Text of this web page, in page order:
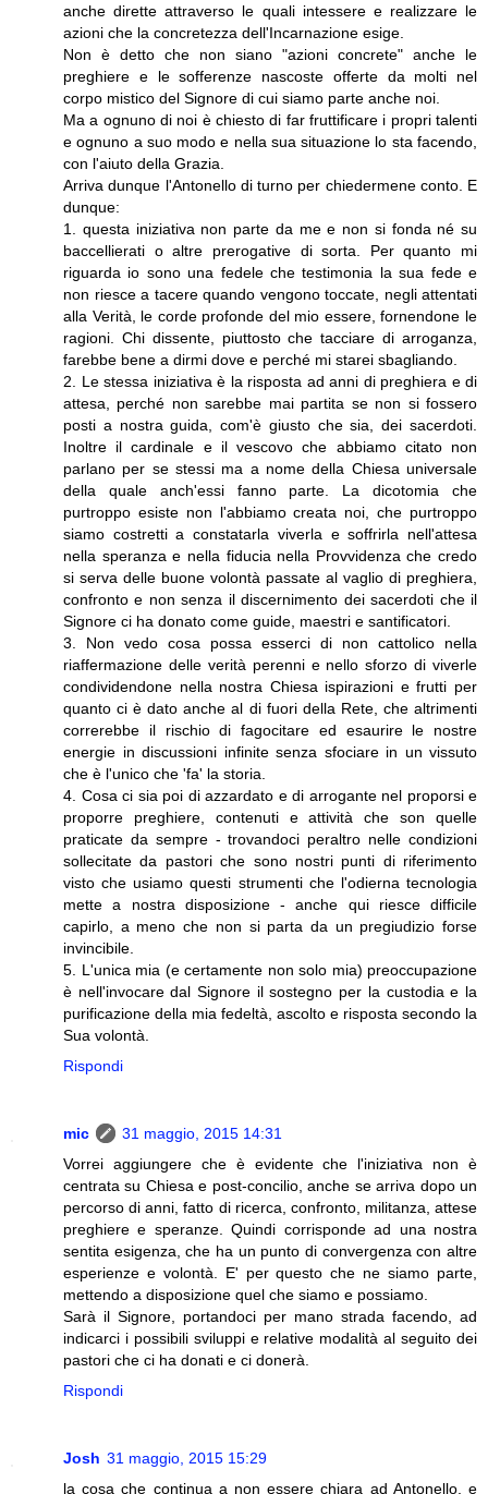
anche dirette attraverso le quali intessere e realizzare le
azioni che la concretezza dell'Incarnazione esige.
Non è detto che non siano "azioni concrete" anche le
preghiere e le sofferenze nascoste offerte da molti nel
corpo mistico del Signore di cui siamo parte anche noi.
Ma a ognuno di noi è chiesto di far fruttificare i propri talenti
e ognuno a suo modo e nella sua situazione lo sta facendo,
con l'aiuto della Grazia.
Arriva dunque l'Antonello di turno per chiedermene conto. E
dunque:
1. questa iniziativa non parte da me e non si fonda né su
baccellierati o altre prerogative di sorta. Per quanto mi
riguarda io sono una fedele che testimonia la sua fede e
non riesce a tacere quando vengono toccate, negli attentati
alla Verità, le corde profonde del mio essere, fornendone le
ragioni. Chi dissente, piuttosto che tacciare di arroganza,
farebbe bene a dirmi dove e perché mi starei sbagliando.
2. Le stessa iniziativa è la risposta ad anni di preghiera e di
attesa, perché non sarebbe mai partita se non si fossero
posti a nostra guida, com'è giusto che sia, dei sacerdoti.
Inoltre il cardinale e il vescovo che abbiamo citato non
parlano per se stessi ma a nome della Chiesa universale
della quale anch'essi fanno parte. La dicotomia che
purtroppo esiste non l'abbiamo creata noi, che purtroppo
siamo costretti a constatarla viverla e soffrirla nell'attesa
nella speranza e nella fiducia nella Provvidenza che credo
si serva delle buone volontà passate al vaglio di preghiera,
confronto e non senza il discernimento dei sacerdoti che il
Signore ci ha donato come guide, maestri e santificatori.
3. Non vedo cosa possa esserci di non cattolico nella
riaffermazione delle verità perenni e nello sforzo di viverle
condividendone nella nostra Chiesa ispirazioni e frutti per
quanto ci è dato anche al di fuori della Rete, che altrimenti
correrebbe il rischio di fagocitare ed esaurire le nostre
energie in discussioni infinite senza sfociare in un vissuto
che è l'unico che 'fa' la storia.
4. Cosa ci sia poi di azzardato e di arrogante nel proporsi e
proporre preghiere, contenuti e attività che son quelle
praticate da sempre - trovandoci peraltro nelle condizioni
sollecitate da pastori che sono nostri punti di riferimento
visto che usiamo questi strumenti che l'odierna tecnologia
mette a nostra disposizione - anche qui riesce difficile
capirlo, a meno che non si parta da un pregiudizio forse
invincibile.
5. L'unica mia (e certamente non solo mia) preoccupazione
è nell'invocare dal Signore il sostegno per la custodia e la
purificazione della mia fedeltà, ascolto e risposta secondo la
Sua volontà.
Rispondi
mic
31 maggio, 2015 14:31
Vorrei aggiungere che è evidente che l'iniziativa non è
centrata su Chiesa e post-concilio, anche se arriva dopo un
percorso di anni, fatto di ricerca, confronto, militanza, attese
preghiere e speranze. Quindi corrisponde ad una nostra
sentita esigenza, che ha un punto di convergenza con altre
esperienze e volontà. E' per questo che ne siamo parte,
mettendo a disposizione quel che siamo e possiamo.
Sarà il Signore, portandoci per mano strada facendo, ad
indicarci i possibili sviluppi e relative modalità al seguito dei
pastori che ci ha donati e ci donerà.
Rispondi
Josh 31 maggio, 2015 15:29
la cosa che continua a non essere chiara ad Antonello, e